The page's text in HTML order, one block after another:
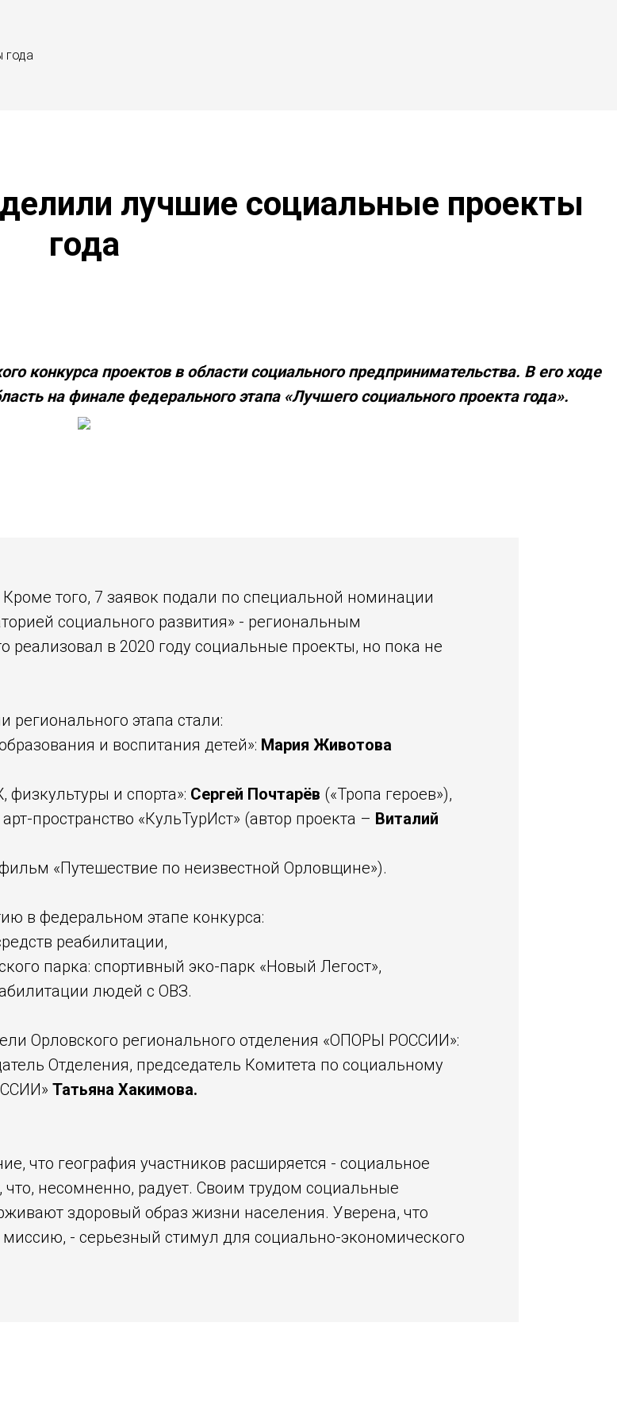
года
лучшие социальные проекты
года
конкурса проектов в области социального предпринимательства. В его ходе
на финале федерального этапа «Лучшего социального проекта года».
того, 7 заявок подали по специальной номинации
социального развития» - региональным
реализовал в 2020 году социальные проекты, но пока не
этапа стали:
и воспитания детей»: Мария Животова
и спорта»: Сергей Почтарёв («Тропа героев»),
пространство «КульТурИст» (автор проекта – Виталий
«Путешествие по неизвестной Орловщине»).
в федеральном этапе конкурса:
реабилитации,
парка: спортивный эко-парк «Новый Легост»,
людей с ОВЗ.
Орловского регионального отделения «ОПОРЫ РОССИИ»:
Отделения, председатель Комитета по социальному
Татьяна Хакимова.
что география участников расширяется - социальное
несомненно, радует. Своим трудом социальные
здоровый образ жизни населения. Уверена, что
- серьезный стимул для социально-экономического